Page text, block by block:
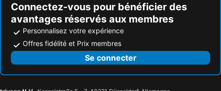
Connectez-vous pour bénéficier des
avantages réservés aux membres
Personnalisez votre expérience
Offres fidélité et Prix membres
Se connecter